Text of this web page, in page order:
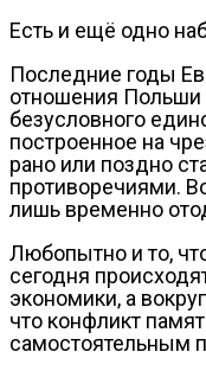
Есть и ещё одно
Последние годы
отношения Польши
безусловного
построенное на
рано или поздно
противоречиями.
лишь временно
Любопытно и то,
сегодня
экономики, а
что конфликт
самостоятельным